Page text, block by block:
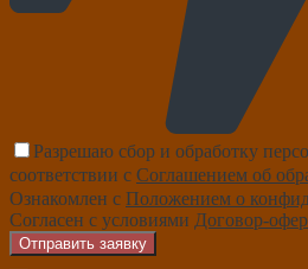
Разрешаю сбор и обработку
соответствии с Соглашением об
Ознакомлен с Положением о
Согласен с условиями Договор-
Отправить заявку